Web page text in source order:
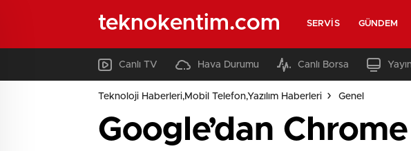
teknokentim.com SERVIS GÜNDEM
Canlı TV Hava Durumu Canlı Borsa
Teknoloji Haberleri,Mobil Telefon,Yazılım Haberleri Genel
Google’dan